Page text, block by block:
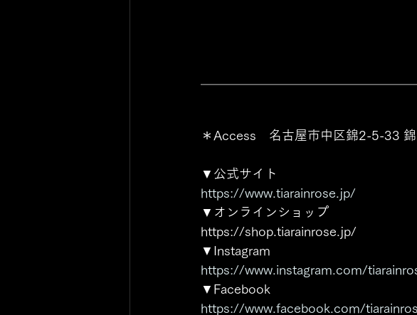
＊Access　名古屋市中区錦2-5-33
▼公式サイト
https://www.tiarainrose.jp/
▼オンラインショップ
https://shop.tiarainrose.jp/
▼Instagram
https://www.instagram.com/
▼Facebook
https://www.facebook.com/